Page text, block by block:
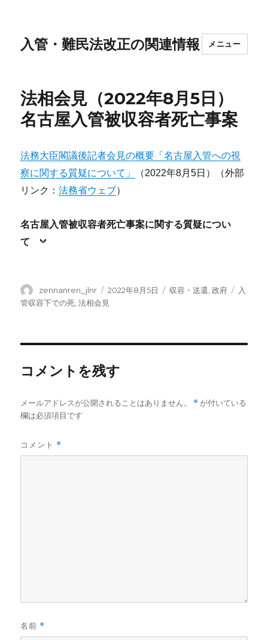
入管・難民法改正の関連情報 メニュー
法相会見（2022年8月5日）
名古屋入管被収容者死亡事案
法務大臣閣議後記者会見の概要「名古屋入管への視
察に関する質疑について」
（2022年8月5日）（外部
リンク：法務省ウェブ）
名古屋入管被収容者死亡事案に関する質疑につい
て
投
稿
zennanren_jlnr
投
稿
2022年8月5日
カ
収容・送還 ,政府
タ
入
管収容下での死 ,法相会見
コメントを残す
メールアドレスが公開されることはありません。 * が付いている
欄は必須項目です
コメント *
名前 *